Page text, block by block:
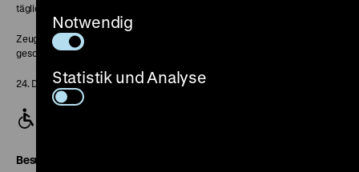
täglich 10-18 Uhr
Zeughaus:
geschlossen
24. Dezember geschlossen
Besucherservice
Notwendig
Statistik und Analyse